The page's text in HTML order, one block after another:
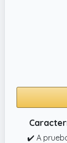
✔️ A